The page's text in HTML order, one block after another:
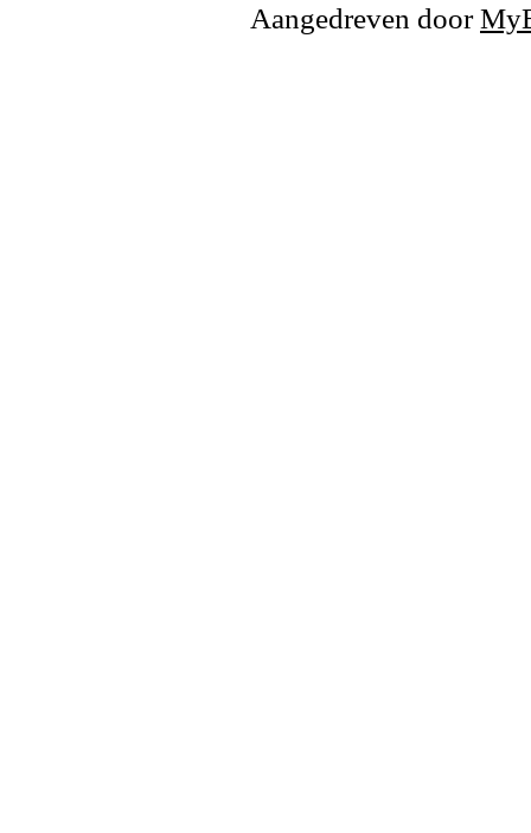
Aangedreven door